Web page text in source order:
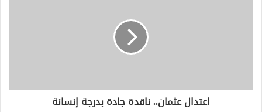
اعتدال عثمان.. ناقدة جادة بدرجة إنسانة